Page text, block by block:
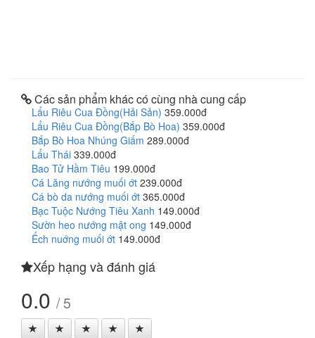
Các sản phẩm khác có cùng nhà cung cấp
Lẩu Riêu Cua Đồng(Hải Sản) 359.000đ
Lẩu Riêu Cua Đồng(Bắp Bò Hoa) 359.000đ
Bắp Bò Hoa Nhúng Giấm 289.000đ
Lẩu Thái 339.000đ
Bao Tử Hầm Tiêu 199.000đ
Cá Lăng nướng muối ớt 239.000đ
Cá bò da nướng muối ớt 365.000đ
Bạc Tuộc Nướng Tiêu Xanh 149.000đ
Sườn heo nướng mật ong 149.000đ
Ếch nuớng muối ớt 149.000đ
Xếp hạng và đánh giá
0.0 / 5